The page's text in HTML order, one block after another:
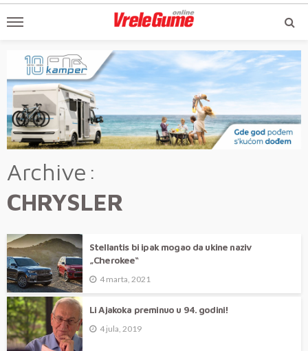
Archive
CHRYSLER
Stellantis bi ipak mogao da ukine naziv
„Cherokee“
4 marta, 2021
Li Ajakoka preminuo u 94. godini!
4 jula, 2019